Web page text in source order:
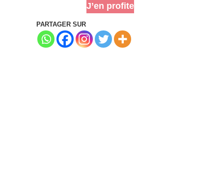
J’en profite
PARTAGER SUR